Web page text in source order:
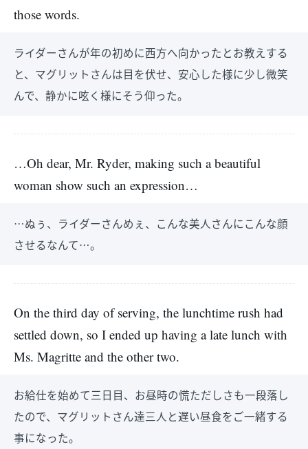
those words.
ライダーさんが年の初めに西方へ向かったとお教えする
と、マグリットさんは目を伏せ、安心した様に少し微笑
んで、静かに呟く様にそう仰った。
…Oh dear, Mr. Ryder, making such a beautiful
woman show such an expression…
…ぬぅ、ライダーさんめぇ、こんな美人さんにこんな顔
させるなんて…。
On the third day of serving, the lunchtime rush had
settled down, so I ended up having a late lunch with
Ms. Magritte and the other two.
お給仕を始めて三日目、お昼時の慌ただしさも一段落し
たので、マグリットさん達三人と遅い昼食をご一緒する
事になった。